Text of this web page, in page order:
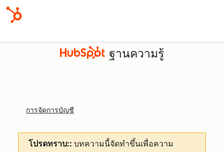
ฐานความรู้
การจัดการบัญชี
โปรดทราบ:: บทความนี้จัดทำขึ้นเพื่อความ